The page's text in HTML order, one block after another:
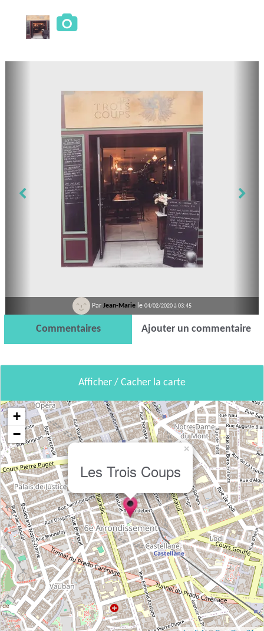
Par Jean-Marie le 04/02/2020 à 03:45
Commentaires Ajouter un commentaire
Afficher / Cacher la carte
Les Trois Coups
×
+
−